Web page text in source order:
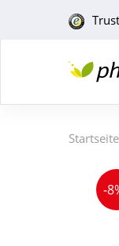
Startseite
-